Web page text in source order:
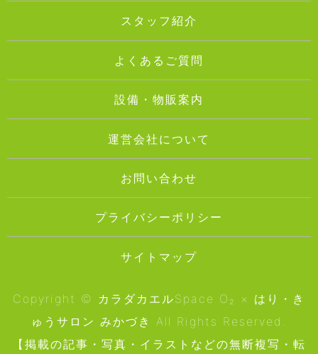
スタッフ紹介
よくあるご質問
設備・物販案内
運営会社について
お問い合わせ
プライバシーポリシー
サイトマップ
Copyright © カラダカエルSpace O₂ × はり・き
ゅうサロン みかづき All Rights Reserved.
【掲載の記事・写真・イラストなどの無断複写・転